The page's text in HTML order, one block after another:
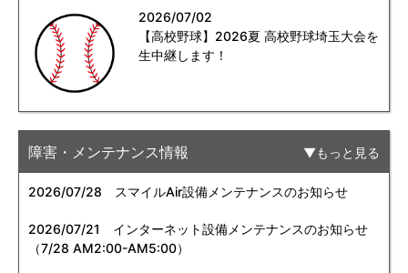
2026/07/02
【高校野球】2026夏 高校野球埼玉大会を
生中継します！
障害・メンテナンス情報 もっと見る
2026/07/28 スマイルAir設備メンテナンスのお知らせ
2026/07/21
インターネット設備メンテナンスのお知らせ
（7/28 AM2:00-AM5:00）